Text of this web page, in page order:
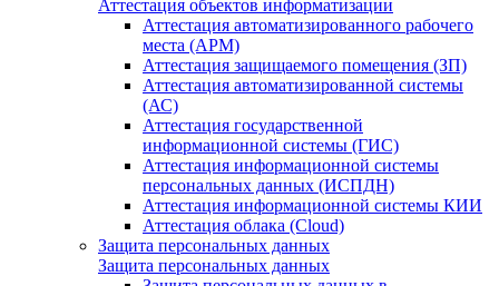
Аттестация объектов информатизации
Аттестация автоматизированного рабочего
места (АРМ)
Аттестация защищаемого помещения (ЗП)
Аттестация автоматизированной системы
(АС)
Аттестация государственной
информационной системы (ГИС)
Аттестация информационной системы
персональных данных (ИСПДН)
Аттестация информационной системы КИИ
Аттестация облака (Cloud)
Защита персональных данных
Защита персональных данных